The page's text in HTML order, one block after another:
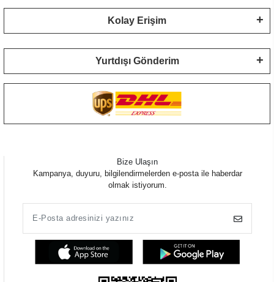
Kolay Erişim
Yurtdışı Gönderim
Bize Ulaşın
Kampanya, duyuru, bilgilendirmelerden e-posta ile haberdar
olmak istiyorum.